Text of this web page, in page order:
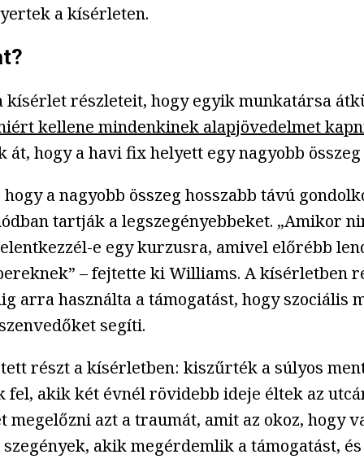
a kísérleten.
részleteit, hogy egyik munkatársa
kellene mindenkinek alapjövedelmet
hogy a havi fix helyett egy nagyobb
a nagyobb összeg hosszabb távú
tartják a legszegényebbeket. „Amikor
e egy kurzusra, amivel előrébb
– fejtette ki Williams. A kísérletben
arra használta a támogatást, hogy szociális
segíti.
részt a kísérletben: kiszűrték a súlyos
akik két évnél rövidebb ideje éltek az
megelőzni azt a traumát, amit az okoz, hogy
akik megérdemlik a támogatást,